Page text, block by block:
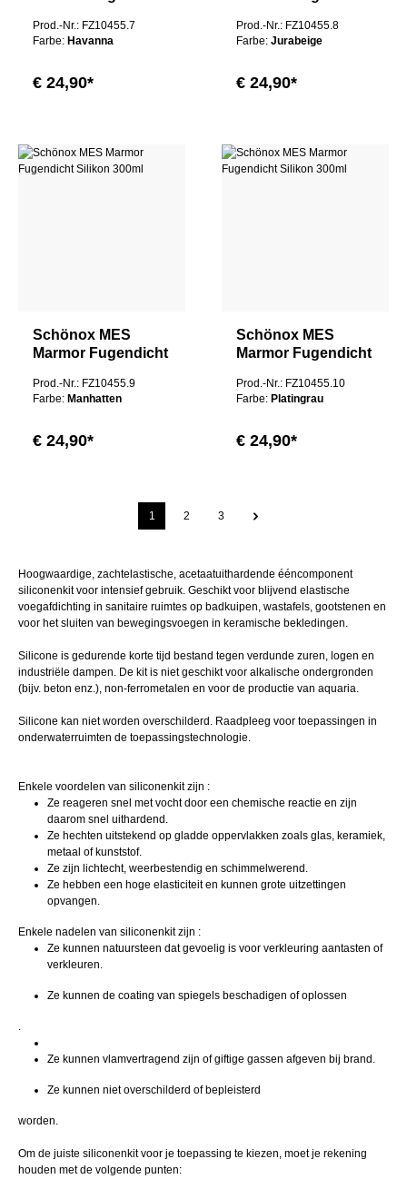
Prod.-Nr.: FZ10455.7
Farbe: Havanna
€ 24,90*
Prod.-Nr.: FZ10455.8
Farbe: Jurabeige
€ 24,90*
Schönox MES
Marmor Fugendicht
Prod.-Nr.: FZ10455.9
Farbe: Manhatten
€ 24,90*
Schönox MES
Marmor Fugendicht
Prod.-Nr.: FZ10455.10
Farbe: Platingrau
€ 24,90*
1 2 3
Hoogwaardige, zachtelastische, acetaatuithardende ééncomponent
siliconenkit voor intensief gebruik. Geschikt voor blijvend elastische
voegafdichting in sanitaire ruimtes op badkuipen, wastafels, gootstenen en
voor het sluiten van bewegingsvoegen in keramische bekledingen.
Silicone is gedurende korte tijd bestand tegen verdunde zuren, logen en
industriële dampen. De kit is niet geschikt voor alkalische ondergronden
(bijv. beton enz.), non-ferrometalen en voor de productie van aquaria.
Silicone kan niet worden overschilderd. Raadpleeg voor toepassingen in
onderwaterruimten de toepassingstechnologie.
Enkele voordelen van siliconenkit zijn :
Ze reageren snel met vocht door een chemische reactie en zijn
daarom snel uithardend.
Ze hechten uitstekend op gladde oppervlakken zoals glas, keramiek,
metaal of kunststof.
Ze zijn lichtecht, weerbestendig en schimmelwerend.
Ze hebben een hoge elasticiteit en kunnen grote uitzettingen
opvangen.
Enkele nadelen van siliconenkit zijn :
Ze kunnen natuursteen dat gevoelig is voor verkleuring aantasten of
verkleuren.
Ze kunnen de coating van spiegels beschadigen of oplossen
.
Ze kunnen vlamvertragend zijn of giftige gassen afgeven bij brand.
Ze kunnen niet overschilderd of bepleisterd
worden.
Om de juiste siliconenkit voor je toepassing te kiezen, moet je rekening
houden met de volgende punten: